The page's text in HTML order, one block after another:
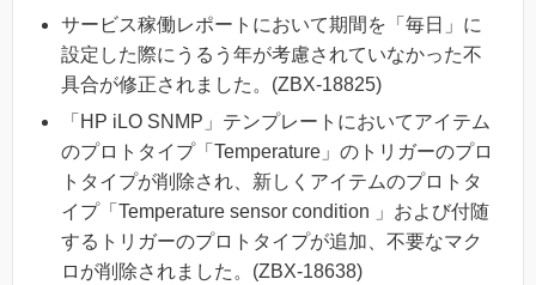
サービス稼働レポートにおいて期間を「毎日」に
設定した際にうるう年が考慮されていなかった不
具合が修正されました。(ZBX-18825)
「HP iLO SNMP」テンプレートにおいてアイテム
のプロトタイプ「Temperature」のトリガーのプロ
トタイプが削除され、新しくアイテムのプロトタ
イプ「Temperature sensor condition 」および付随
するトリガーのプロトタイプが追加、不要なマク
ロが削除されました。(ZBX-18638)